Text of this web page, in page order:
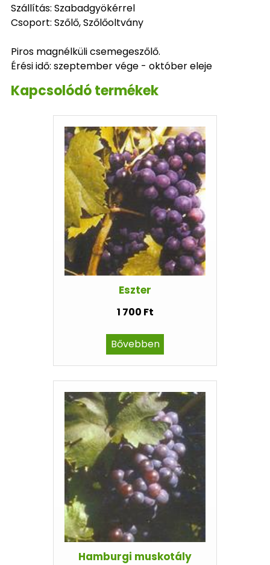
Szállítás: Szabadgyökérrel
Csoport: Szőlő, Szőlőoltvány
Piros magnélküli csemegeszőlő.
Érési idő: szeptember vége - október eleje
Kapcsolódó termékek
Eszter
1 700 Ft
Bővebben
Hamburgi muskotály